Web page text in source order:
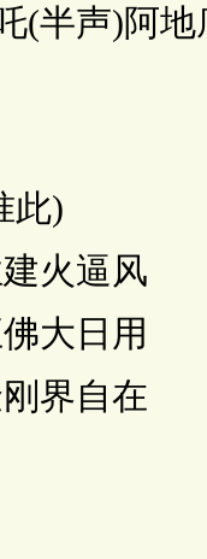
(半声)阿
)
逼风
日用
自在